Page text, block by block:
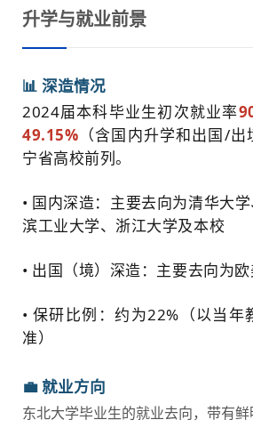
升学与就业前景
📊 深造情况
2024届本科毕业生初次就业率
49.15% （含国内升学和出国/
宁省高校前列。
• 国内深造：主要去向为清华大
滨工业大学、浙江大学及本校
• 出国（境）深造：主要去向为
• 保研比例：约为22%（以当年
准）
💼 就业方向
东北大学毕业生的就业去向，带有鲜